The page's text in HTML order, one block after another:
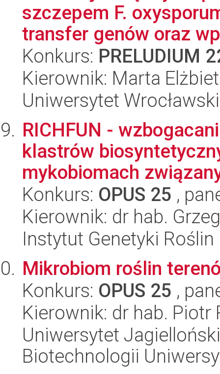
szczepem F.
transfer genów oraz
Konkurs: PRELUDIUM
Kierownik: Marta
Uniwersytet
RICHFUN -
klastrów
mykobiomach
Konkurs: OPUS 25 ,
Kierownik: dr hab.
Instytut Genetyki Roślin
Mikrobiom roślin
Konkurs: OPUS 25 ,
Kierownik: dr hab. Piotr
Uniwersytet
Biotechnologii